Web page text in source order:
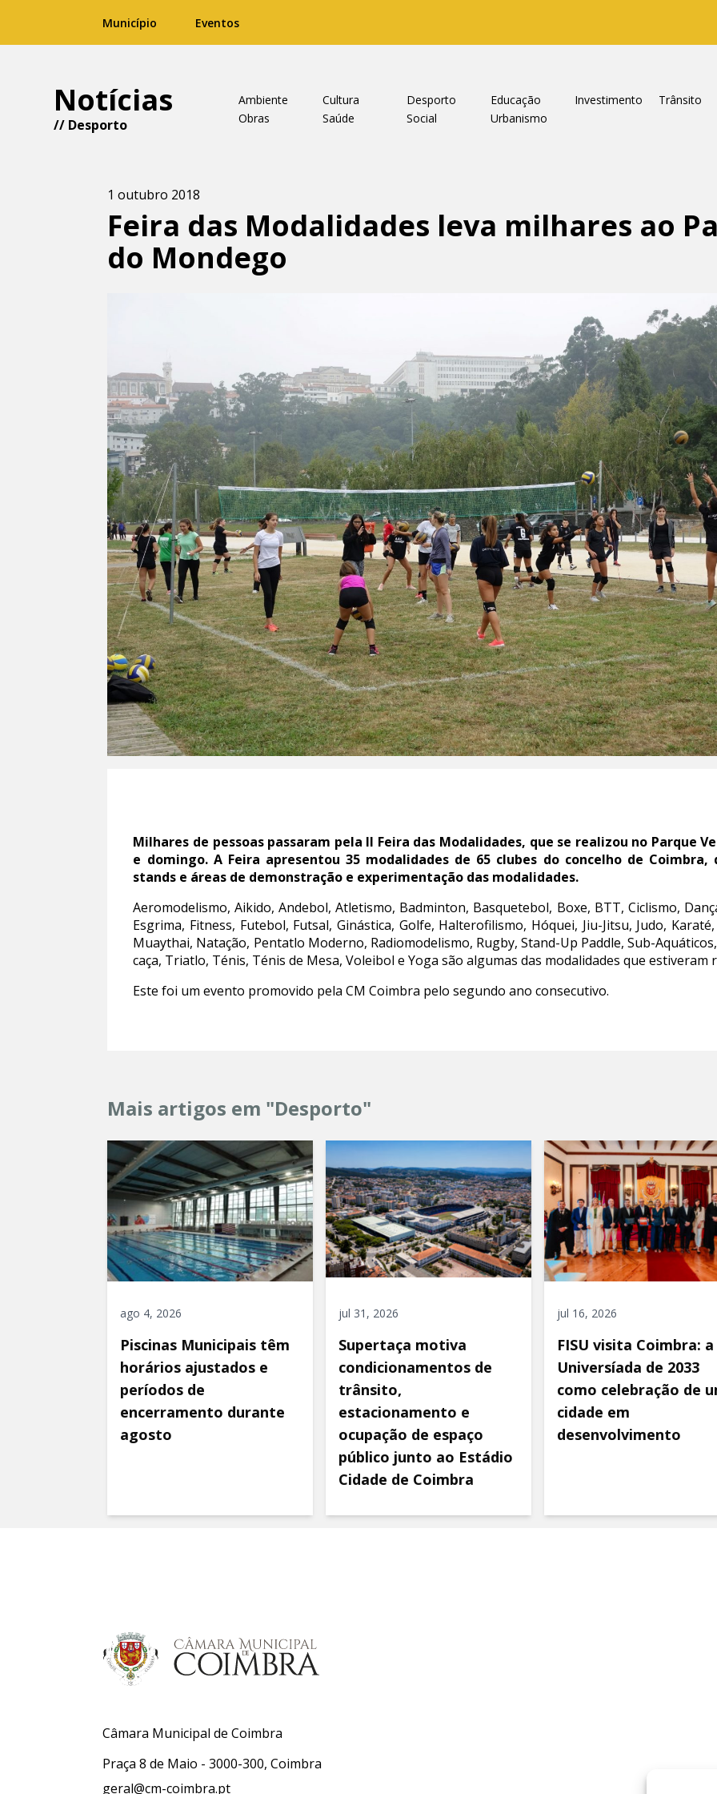
Município Eventos
Notícias
// Desporto
Ambiente Cultura Desporto Educação Investimento
Trânsito
Obras
Saúde Social Urbanismo
1 outubro 2018
Feira das Modalidades leva milhares ao
do Mondego
Milhares de pessoas passaram pela II Feira das Modalidades, que se realizou no Parque
e domingo. A Feira apresentou 35 modalidades de 65 clubes do concelho de
stands e áreas de demonstração e experimentação das modalidades.
Aeromodelismo, Aikido, Andebol, Atletismo, Badminton, Basquetebol, Boxe, BTT, Ciclismo,
Esgrima, Fitness, Futebol, Futsal, Ginástica, Golfe, Halterofilismo, Hóquei, Jiu-Jitsu, Judo,
Muaythai, Natação, Pentatlo Moderno, Radiomodelismo, Rugby, Stand-Up Paddle, Sub-
caça, Triatlo, Ténis, Ténis de Mesa, Voleibol e Yoga são algumas das modalidades que estiveram
Este foi um evento promovido pela CM Coimbra pelo segundo ano consecutivo.
Mais artigos em "Desporto"
ago 4, 2026
Piscinas Municipais têm
horários ajustados e
períodos de
encerramento durante
agosto
jul 31, 2026
Supertaça motiva
condicionamentos de
trânsito,
estacionamento e
ocupação de espaço
público junto ao Estádio
Cidade de Coimbra
jul 16, 2026
FISU visita Coimbra: a
Universíada de 2033
como celebração de
cidade em
desenvolvimento
Câmara Municipal de Coimbra
Praça 8 de Maio - 3000-300, Coimbra
geral@cm-coimbra.pt